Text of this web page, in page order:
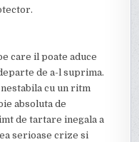
care il poate aduce
de a-l suprima.
cu un ritm
absoluta de
de tartare inegala a
serioase crize si